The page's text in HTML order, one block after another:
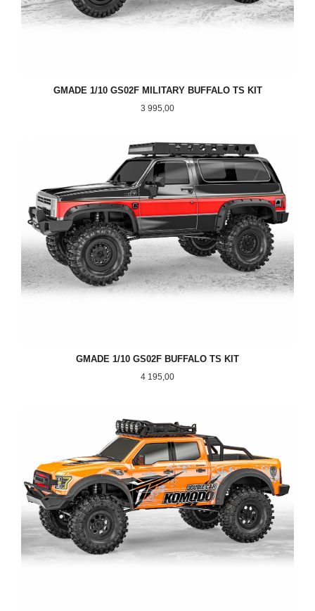
GMADE 1/10 GS02F MILITARY BUFFALO TS KIT
Pris
3 995,00
GMADE 1/10 GS02F BUFFALO TS KIT
Pris
4 195,00